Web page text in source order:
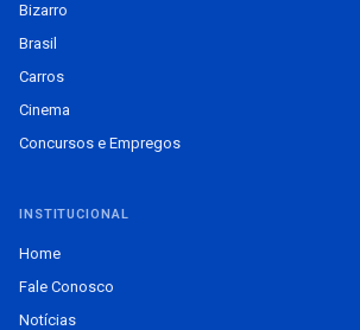
Bizarro
Brasil
Carros
Cinema
Concursos e Empregos
INSTITUCIONAL
Home
Fale Conosco
Notícias